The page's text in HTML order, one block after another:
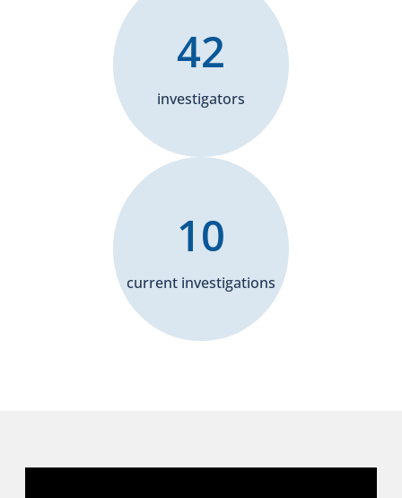
investigators
42
current investigations
10